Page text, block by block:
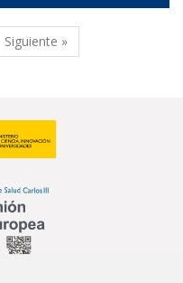
Siguiente »